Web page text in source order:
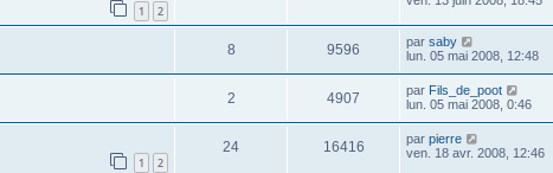
1 2
8 9596 par saby
lun. 05 mai 2008, 12:48
2 4907 par Fils_de_poot
lun. 05 mai 2008, 0:46
1 2
24 16416 par pierre
ven. 18 avr. 2008, 12:46